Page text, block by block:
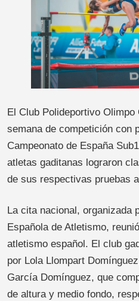
El Club Polideportivo
semana de competición con
Campeonato de España
atletas gaditanas lograron
de sus respectivas pruebas
La cita nacional, organizada
Española de Atletismo,
atletismo español. El club
por Lola Llompart
García Domínguez, que
de altura y medio fondo,